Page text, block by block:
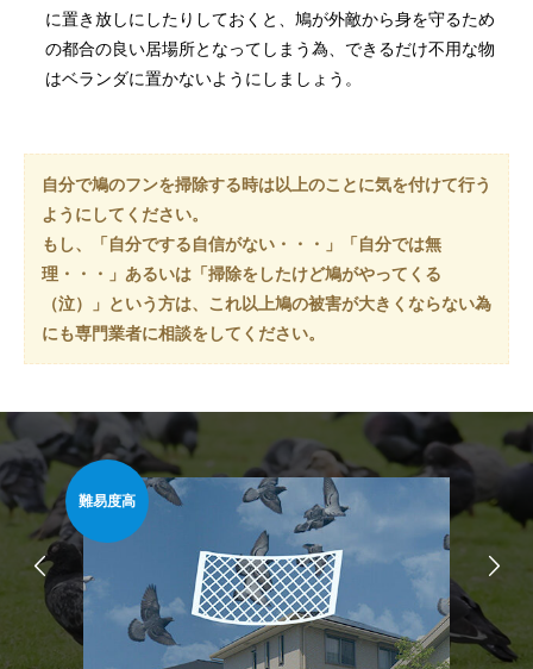
に置き放しにしたりしておくと、鳩が外敵から身を守るため
の都合の良い居場所となってしまう為、できるだけ不用な物
はベランダに置かないようにしましょう。
自分で鳩のフンを掃除する時は以上のことに気を付けて行う
ようにしてください。
もし、「自分でする自信がない・・・」「自分では無
理・・・」あるいは「掃除をしたけど鳩がやってくる
（泣）」という方は、これ以上鳩の被害が大きくならない為
にも専門業者に相談をしてください。
難易度高